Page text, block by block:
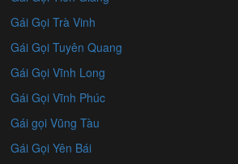
Gái Gọi Trà Vinh
Gái Gọi Tuyên Quang
Gái Gọi Vĩnh Long
Gái Gọi Vĩnh Phúc
Gái gọi Vũng Tàu
Gái Gọi Yên Bái